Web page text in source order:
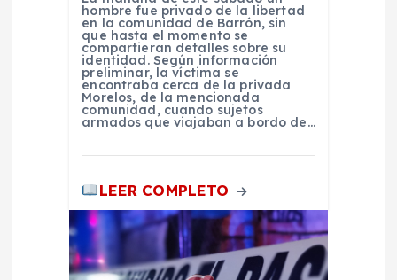
hombre fue privado de la libertad
en la comunidad de Barrón, sin
que hasta el momento se
compartieran detalles sobre su
identidad. Según información
preliminar, la víctima se
encontraba cerca de la privada
Morelos, de la mencionada
comunidad, cuando sujetos
armados que viajaban a bordo de…
LEER COMPLETO